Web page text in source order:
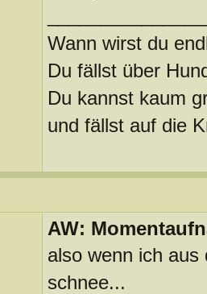
Wann wirst du
Du fällst über
Du kannst kaum
und fällst auf die
AW:
also wenn ich
schnee...